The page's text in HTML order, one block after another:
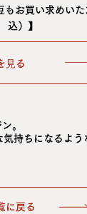
もお買い求めい
込）】
。
持ちになるよう
に戻る